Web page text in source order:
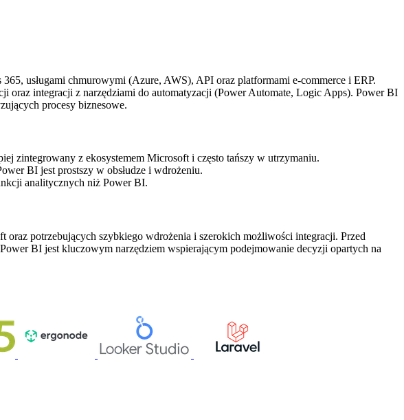
usługami chmurowymi (Azure, AWS), API oraz platformami e-commerce i ERP.
oraz integracji z narzędziami do automatyzacji (Power Automate, Logic Apps). Power BI
procesy biznesowe.
zintegrowany z ekosystemem Microsoft i często tańszy w utrzymaniu.
BI jest prostszy w obsłudze i wdrożeniu.
analitycznych niż Power BI.
potrzebujących szybkiego wdrożenia i szerokich możliwości integracji. Przed
BI jest kluczowym narzędziem wspierającym podejmowanie decyzji opartych na